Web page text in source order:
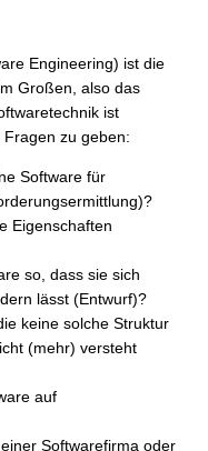
Engineering) ist die
Großen, also das
ist
zu geben:
Software für
Eigenschaften
so, dass sie sich
lässt (Entwurf)?
keine solche Struktur
(mehr) versteht
auf
Softwarefirma oder